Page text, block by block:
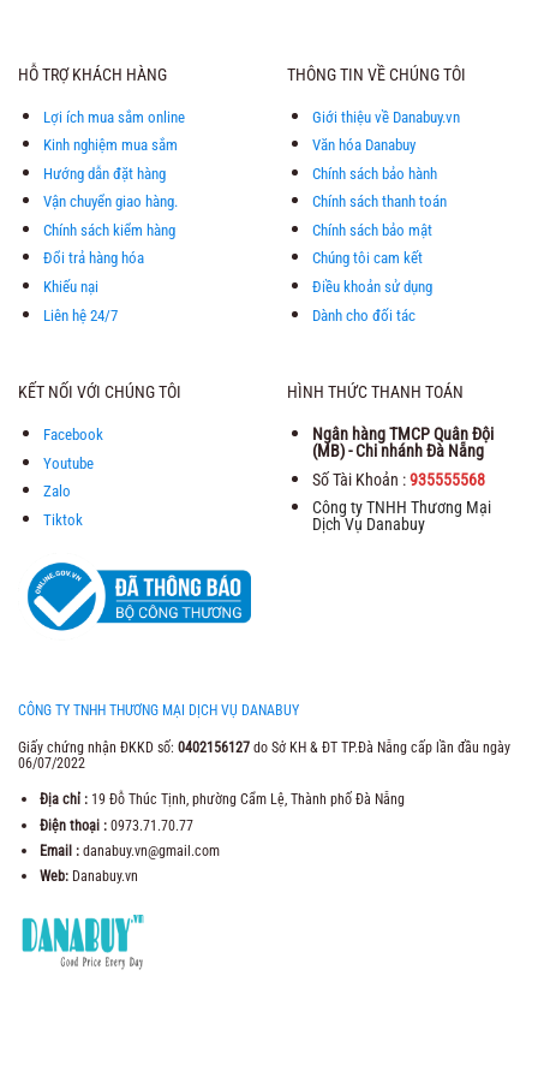
HỖ TRỢ KHÁCH HÀNG
Lợi ích mua sắm online
Kinh nghiệm mua sắm
Hướng dẫn đặt hàng
Vận chuyển giao hàng.
Chính sách kiểm hàng
Đổi trả hàng hóa
Khiếu nại
Liên hệ 24/7
THÔNG TIN VỀ CHÚNG TÔI
Giới thiệu về Danabuy.vn
Văn hóa Danabuy
Chính sách bảo hành
Chính sách thanh toán
Chính sách bảo mật
Chúng tôi cam kết
Điều khoản sử dụng
Dành cho đối tác
KẾT NỐI VỚI CHÚNG TÔI
Facebook
Youtube
Zalo
Tiktok
HÌNH THỨC THANH TOÁN
Ngân hàng TMCP Quân Đội
(MB) - Chi nhánh Đà Nẵng
Số Tài Khoản :935555568
Công ty TNHH Thương Mại
Dịch Vụ Danabuy
CÔNG TY TNHH THƯƠNG MẠI DỊCH VỤ DANABUY
Giấy chứng nhận ĐKKD số: 0402156127 do Sở KH & ĐT TP.Đà Nẵng cấp lần đầu ngày
06/07/2022
Địa chỉ :19 Đỗ Thúc Tịnh, phường Cẩm Lệ, Thành phố Đà Nẵng
Điện thoại :0973.71.70.77
Email : danabuy.vn@gmail.com
Web: Danabuy.vn